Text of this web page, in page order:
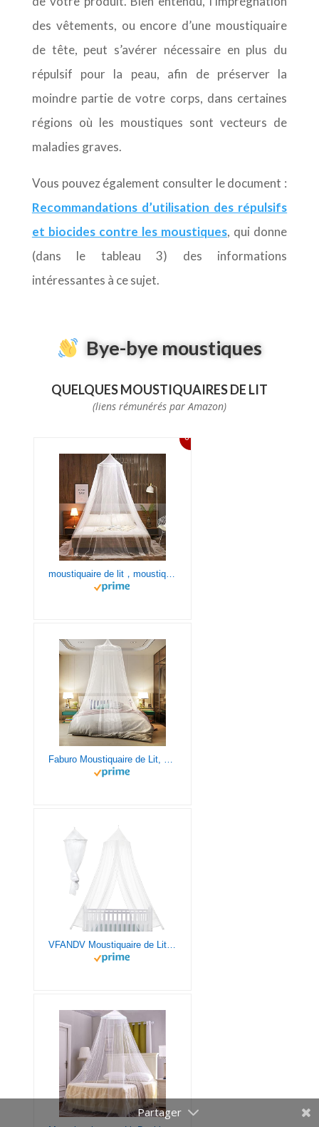
des vêtements, ou encore d’une moustiquaire
de tête, peut s’avérer nécessaire en plus du
répulsif pour la peau, afin de préserver la
moindre partie de votre corps, dans certaines
régions où les moustiques sont vecteurs de
maladies graves.
Vous pouvez également consulter le document :
Recommandations d’utilisation des répulsifs
et biocides contre les moustiques, qui donne
(dans le tableau 3) des informations
intéressantes à ce sujet.
Bye-bye moustiques
QUELQUES MOUSTIQUAIRES DE LIT
(liens rémunérés par Amazon)
6%
moustiquaire de lit，moustiquaire ciel de lit, ciel de lit bebe, Facile à Installer, Adapté Pour Lit Bébé, Lit Simple, Lit Double, Blanc
Faburo Moustiquaire de Lit, Moustiquaire Lit Grande pour Lit Bébé, Ciel de lit pour bébé, Grande Moustiquaire, Enfants, Garçons, Filles, lit d'enfant, lit de Fille oulit de Taille réelle
VFANDV Moustiquaire de Lit, Moustiquaire pour Lit Double Prévenir Les Moustiques Grand Moustiquaire de Lit Polyester Moustiquaire pour Camping Maison Jjardin 250x1100x60cm